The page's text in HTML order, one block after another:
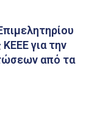
για την
από τα